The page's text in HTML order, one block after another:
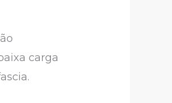
carga